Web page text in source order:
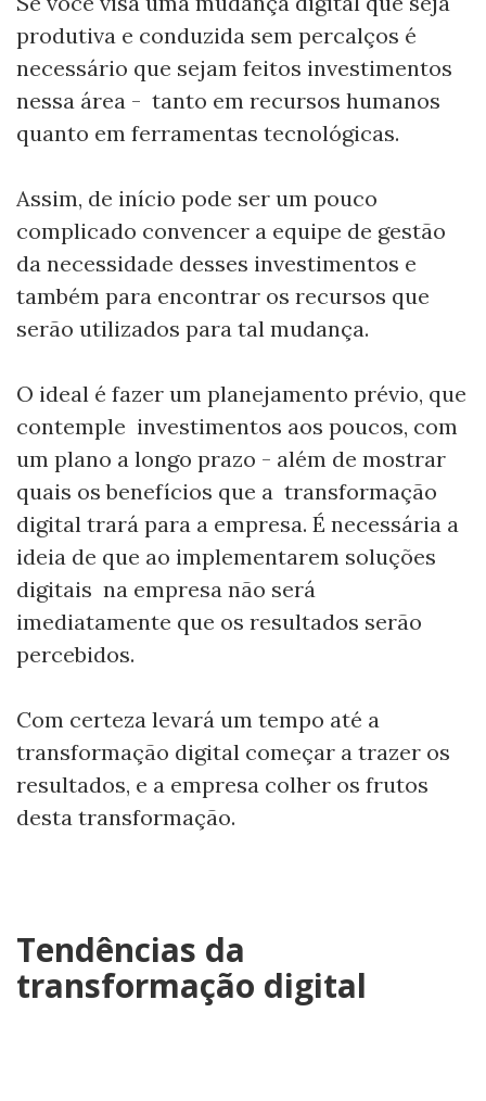
produtiva e conduzida sem percalços é
necessário que sejam feitos investimentos
nessa área - tanto em recursos humanos
quanto em ferramentas tecnológicas.
Assim, de início pode ser um pouco
complicado convencer a equipe de gestão
da necessidade desses investimentos e
também para encontrar os recursos que
serão utilizados para tal mudança.
O ideal é fazer um planejamento prévio, que
contemple investimentos aos poucos, com
um plano a longo prazo - além de mostrar
quais os benefícios que a transformação
digital trará para a empresa. É necessária a
ideia de que ao implementarem soluções
digitais na empresa não será
imediatamente que os resultados serão
percebidos.
Com certeza levará um tempo até a
transformação digital começar a trazer os
resultados, e a empresa colher os frutos
desta transformação.
Tendências da
transformação digital